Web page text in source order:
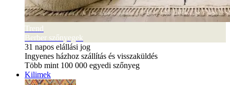
Trend
Berber szőnyegek
31 napos elállási jog
Ingyenes házhoz szállítás és visszaküldés
Több mint 100 000 egyedi szőnyeg
Kilimek